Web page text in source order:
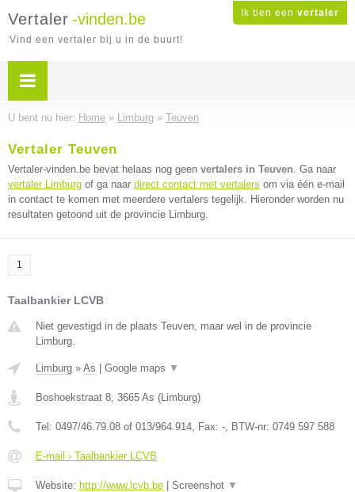
Ik ben een vertaler
Vertaler -vinden.be
Vind een vertaler bij u in de buurt!
U bent nu hier: Home » Limburg » Teuven
Vertaler Teuven
Vertaler-vinden.be bevat helaas nog geen vertalers in Teuven. Ga naar
vertaler Limburg of ga naar direct contact met vertalers om via één e-mail
in contact te komen met meerdere vertalers tegelijk. Hieronder worden nu
resultaten getoond uit de provincie Limburg.
1
Taalbankier LCVB
Niet gevestigd in de plaats Teuven, maar wel in de provincie
Limburg.
Limburg » As Google maps ▼
Boshoekstraat 8, 3665 As (Limburg)
Tel: 0497/46.79.08 of 013/964.914, Fax: -, BTW-nr: 0749 597 588
E-mail › Taalbankier LCVB
Website: http://www.lcvb.be Screenshot ▼